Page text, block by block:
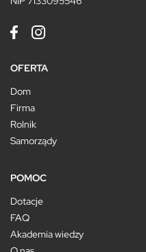
OFERTA
Dom
Firma
Rolnik
Samorządy
POMOC
Dotacje
FAQ
Akademia wiedzy